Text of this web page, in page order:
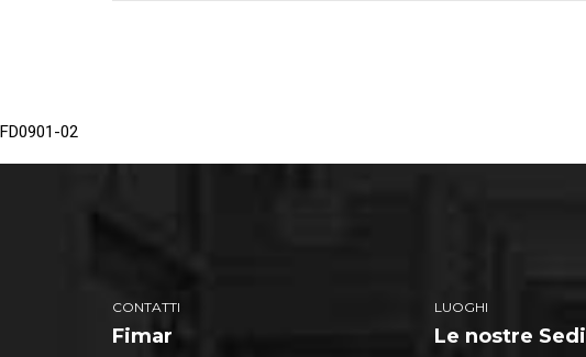
FD0901-02
CONTATTI
Fimar
LUOGHI
Le nostre Sedi